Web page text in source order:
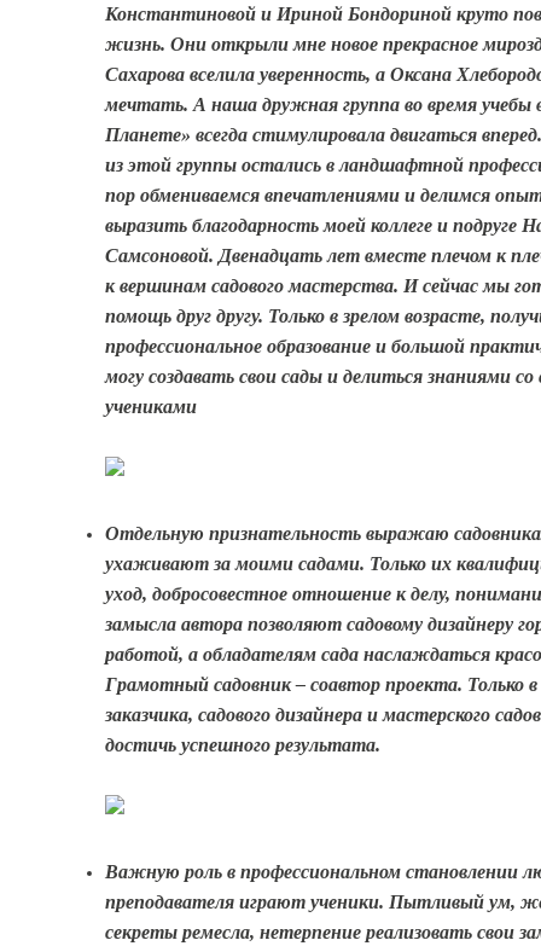
Константиновой и Ириной Бондориной круто
жизнь. Они открыли мне новое прекрасное
Сахарова вселила уверенность, а Оксана
мечтать. А наша дружная группа во время учебы
Планете» всегда стимулировала двигаться
из этой группы остались в ландшафтной
пор обмениваемся впечатлениями и делимся
выразить благодарность моей коллеге и подруге
Самсоновой. Двенадцать лет вместе плечом к
к вершинам садового мастерства. И сейчас мы
помощь друг другу. Только в зрелом возрасте,
профессиональное образование и большой
могу создавать свои сады и делиться знаниями со
учениками
Отдельную признательность выражаю
ухаживают за моими садами. Только их
уход, добросовестное отношение к делу,
замысла автора позволяют садовому дизайнеру
работой, а обладателям сада наслаждаться
Грамотный садовник – соавтор проекта. Только
заказчика, садового дизайнера и мастерского
достичь успешного результата.
Важную роль в профессиональном становлении
преподавателя играют ученики. Пытливый ум,
секреты ремесла, нетерпение реализовать свои